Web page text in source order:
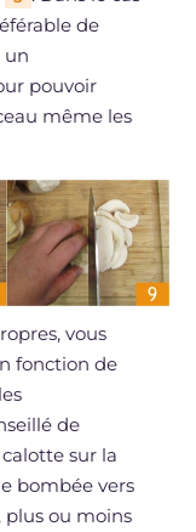
de
un
pouvoir
même les
vous
fonction de
de
sur la
bombée vers
plus ou moins